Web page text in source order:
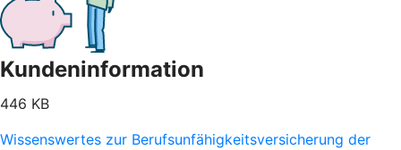
Kundeninformation
446 KB
Wissenswertes zur Berufsunfähigkeitsversicherung der